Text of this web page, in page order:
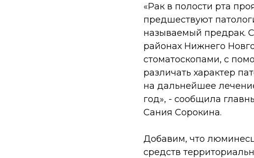
«Рак в полости рта
предшествуют
называемый предрак.
районах Нижнего
стоматоскопами, с
различать характер
на дальнейшее
год», - сообщила
Сания Сорокина.
Добавим, что
средств